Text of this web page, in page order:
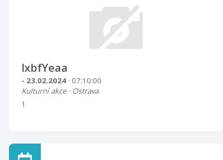
lxbfYeaa
- 23.02.2024 · 07:10:00
Kulturní akce · Ostrava
1